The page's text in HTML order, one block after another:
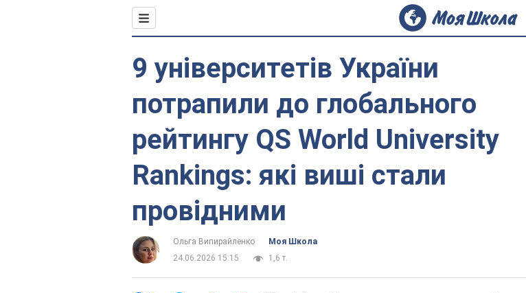
9 університетів України
потрапили до глобального
рейтингу QS World University
Rankings: які виші стали
провідними
Ольга Випирайленко
Моя Школа
24.06.2026 15:15
1,6 т.